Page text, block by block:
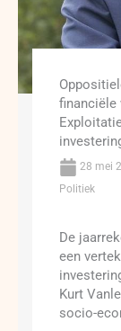
financiële
28 mei
Politiek
De
een
Kurt
socio-